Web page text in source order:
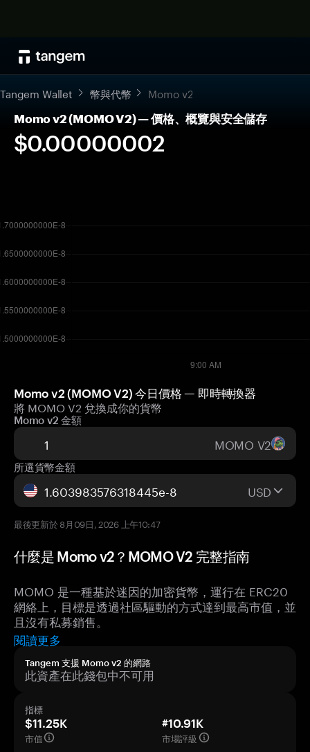
Tangem Wallet 幣與代幣 Momo v2
Momo v2 (MOMO V2) — 價格、概覽與安全儲存
$0.00000002
Momo v2 (MOMO V2) 今日價格 — 即時轉換器
將 MOMO V2 兌換成你的貨幣
Momo v2 金額
MOMO V2
所選貨幣金額
USD
最後更新於 8月09日, 2026 上午10:47
什麼是 Momo v2？MOMO V2 完整指南
MOMO 是一種基於迷因的加密貨幣，運行在 ERC20
網絡上，目標是透過社區驅動的方式達到最高市值，並
且沒有私募銷售。
閱讀更多
Tangem 支援 Momo v2 的網路
此資產在此錢包中不可用
指標
$11.25K
市值
#10.91K
市場評級